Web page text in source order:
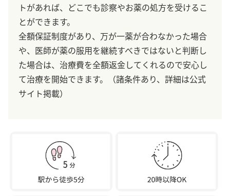
トがあれば、どこでも診察やお薬の処方を受けるこ
とができます。
全額保証制度があり、万が一薬が合わなかった場合
や、医師が薬の服用を継続すべきではないと判断し
た場合は、治療費を全額返金してくれるので安心し
て治療を開始できます。（諸条件あり、詳細は公式
サイト掲載）